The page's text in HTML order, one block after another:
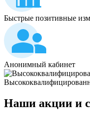
Быстрые позитивные
Анонимный кабинет
Наши акции и